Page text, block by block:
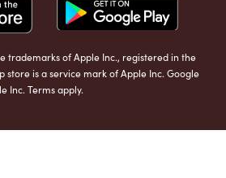
trademarks of Apple Inc., registered in the
store is a service mark of Apple Inc. Google
Inc. Terms apply.